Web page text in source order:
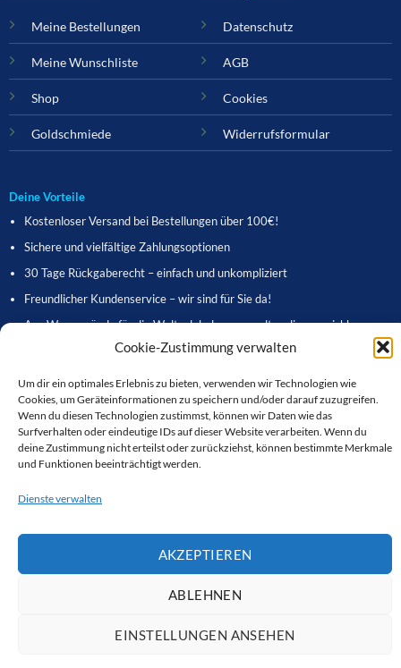
Cookie-Zustimmung verwalten
Um dir ein optimales Erlebnis zu bieten, verwenden wir Technologien wie
Cookies, um Geräteinformationen zu speichern und/oder darauf zuzugreifen.
Wenn du diesen Technologien zustimmst, können wir Daten wie das
Surfverhalten oder eindeutige IDs auf dieser Website verarbeiten. Wenn du
deine Zustimmung nicht erteilst oder zurückziehst, können bestimmte Merkmale
und Funktionen beeinträchtigt werden.
Dienste verwalten
AKZEPTIEREN
ABLEHNEN
EINSTELLUNGEN ANSEHEN
Meine Bestellungen
Meine Wunschliste
Shop
Goldschmiede
Datenschutz
AGB
Cookies
Widerrufsformular
Deine Vorteile
Kostenloser Versand bei Bestellungen über 100€!
Sichere und vielfältige Zahlungsoptionen
30 Tage Rückgaberecht – einfach und unkompliziert
Freundlicher Kundenservice – wir sind für Sie da!
Aus Warnemünde für die Welt – lokal verwurzelt, online erreichbar
Schnelle Lieferzeiten – direkt zu Ihnen nach Hause
Kostenloser Geschenkverpackungsservice
Einfach zu navigierende Website für ein stressfreies Einkaufserlebnis
WHATSAPP
EMAIL
Copyright 2026 © Warnemünder Schmuckeck